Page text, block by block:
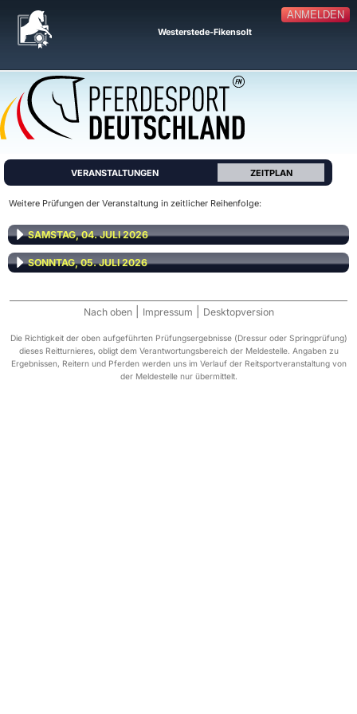
ANMELDEN
Westerstede-Fikensolt
VERANSTALTUNGEN ZEITPLAN
Weitere Prüfungen der Veranstaltung in zeitlicher Reihenfolge:
SAMSTAG, 04. JULI 2026
SONNTAG, 05. JULI 2026
Nach oben Impressum Desktopversion
Die Richtigkeit der oben aufgeführten Prüfungsergebnisse (Dressur oder Springprüfung)
dieses Reitturnieres, obligt dem Verantwortungsbereich der Meldestelle. Angaben zu
Ergebnissen, Reitern und Pferden werden uns im Verlauf der Reitsportveranstaltung von
der Meldestelle nur übermittelt.